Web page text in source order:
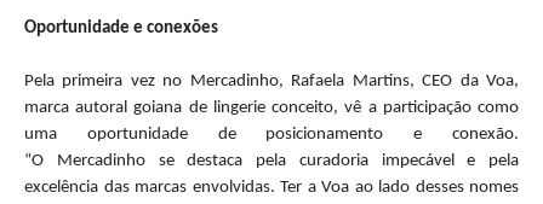
Oportunidade e conexões
Pela primeira vez no Mercadinho, Rafaela Martins, CEO da Voa,
marca autoral goiana de lingerie conceito, vê a participação como
uma oportunidade de posicionamento e conexão.
“O Mercadinhose destaca pela curadoria impecável e pela
excelência das marcas envolvidas. Ter a Voa ao lado desses nomes